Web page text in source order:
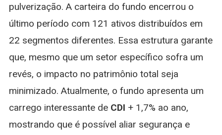
pulverização. A carteira do fundo encerrou o
último período com 121 ativos distribuídos em
22 segmentos diferentes. Essa estrutura garante
que, mesmo que um setor específico sofra um
revés, o impacto no patrimônio total seja
minimizado. Atualmente, o fundo apresenta um
carrego interessante de CDI + 1,7% ao ano,
mostrando que é possível aliar segurança e